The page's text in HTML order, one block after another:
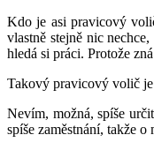
Kdo je asi pravicový
vlastně stejně nic
hledá si práci. Protože
Takový pravicový volič je
Nevím, možná, spíše
spíše zaměstnání, takže